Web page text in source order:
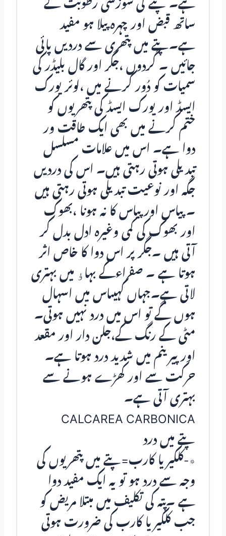
ہے۔ پتے کی سوزشی رطوبت کے
ساتھ قبض اور چہرہ پیلا ہو مفید
ہے۔پتے میں پتھری سے دردیں پائی
جائیں ۔ گردوں ،جگر اور گال بلیڈر کی
سمیات کو دُور کرنے میں ،لوئر یورک
ایسڈ اور یورک ایسڈ کی پتھریوں کو
ختم کرنے میں بھی ایک طاقت ور
دوا ہے۔ اس میں علامات مسلسل
تبدیلی ہوتی رہتی ہیں۔ اس کی دردیں
جگہ اور نوعیت تبدیلی ہوتی رہتی ہیں
۔ پیاس اور پیاس کا نہ ہونا ،بھوک
اور بھوک کی کمی وغیرہ ادل بدل کر
آتی ہیں ۔جگر پر اس دوا کا خاص اثر
ہوتا ہے ۔ صفراءکے بہاﺅ میں بہتری
لاتی ہے۔جہاں کہیںاس میں اسہال
ہوں گے تو اس میں درد نہیں ہوتی۔
مٹی کے رنگ کے،جلن دار اور مقعد
اور پیرینم میں شدید درد ہوتا ہے۔
حرکت سے اور کھڑے ہونے سے
بہتری آتی ہے۔
CALCAREA CARBONICA
پتے میں درد
٭-کلکیریا کارب=پتے میں پتھریوں کی
وجہ سے درد ہو تو یہ ایک مفید دوا
ہے ۔پتہ کی تکلیف میں مبتلا مریض کو
جب کلکیریا کارب کی ضرورت ہوتی